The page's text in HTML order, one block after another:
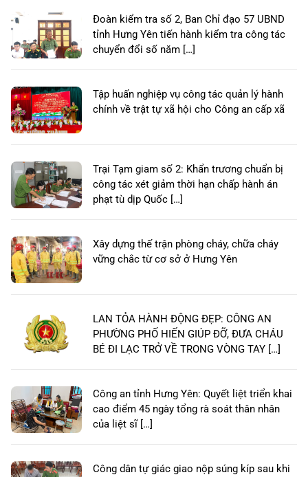
Đoàn kiểm tra số 2, Ban Chỉ đạo 57 UBND
tỉnh Hưng Yên tiến hành kiểm tra công tác
chuyển đổi số năm […]
Tập huấn nghiệp vụ công tác quản lý hành
chính về trật tự xã hội cho Công an cấp xã
Trại Tạm giam số 2: Khẩn trương chuẩn bị
công tác xét giảm thời hạn chấp hành án
phạt tù dịp Quốc […]
Xây dựng thế trận phòng cháy, chữa cháy
vững chắc từ cơ sở ở Hưng Yên
LAN TỎA HÀNH ĐỘNG ĐẸP: CÔNG AN
PHƯỜNG PHỐ HIẾN GIÚP ĐỠ, ĐƯA CHÁU
BÉ ĐI LẠC TRỞ VỀ TRONG VÒNG TAY […]
Công an tỉnh Hưng Yên: Quyết liệt triển khai
cao điểm 45 ngày tổng rà soát thân nhân
của liệt sĩ […]
Công dân tự giác giao nộp súng kíp sau khi